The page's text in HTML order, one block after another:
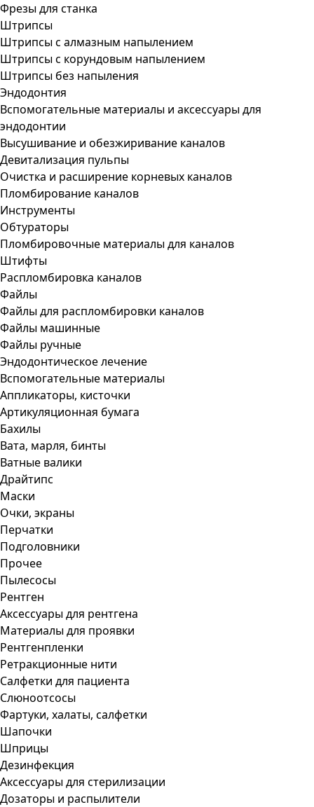
Фрезы для станка
Штрипсы
Штрипсы c алмазным напылением
Штрипсы c корундовым напылением
Штрипсы без напыления
Эндодонтия
Вспомогательные материалы и аксессуары для
эндодонтии
Высушивание и обезжиривание каналов
Девитализация пульпы
Очистка и расширение корневых каналов
Пломбирование каналов
Инструменты
Обтураторы
Пломбировочные материалы для каналов
Штифты
Распломбировка каналов
Файлы
Файлы для распломбировки каналов
Файлы машинные
Файлы ручные
Эндодонтическое лечение
Вспомогательные материалы
Аппликаторы, кисточки
Артикуляционная бумага
Бахилы
Вата, марля, бинты
Ватные валики
Драйтипс
Маски
Очки, экраны
Перчатки
Подголовники
Прочее
Пылесосы
Рентген
Аксессуары для рентгена
Материалы для проявки
Рентгенпленки
Ретракционные нити
Салфетки для пациента
Слюноотсосы
Фартуки, халаты, салфетки
Шапочки
Шприцы
Дезинфекция
Аксессуары для стерилизации
Дозаторы и распылители